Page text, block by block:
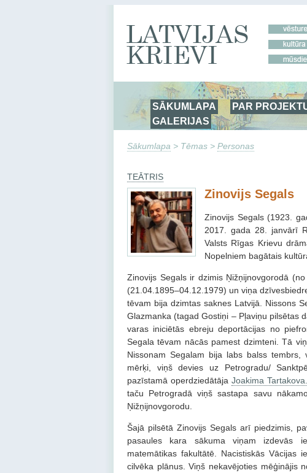
SĀKUMLAPA PAR
GALERIJAS
Sākumlapa > Tēmas > Personas
TEĀTRIS
Zinovijs Segals
Zinovijs Segals (1923.
2017. gada 28. janvārī
Valsts Rīgas Krievu
Nopelniem bagātais
Zinovijs Segals ir dzimis Ņižņijnovgorodā
(21.04.1895–04.12.1979) un viņa
tēvam bija dzimtas saknes Latvijā. Nissons
Glazmanka (tagad Gostiņi – Pļaviņu pilsētas
varas iniciētās ebreju deportācijas no
Segala tēvam nācās pamest dzimteni. Tā
Nissonam Segalam bija labs balss
mērķi, viņš devies uz Petrogradu/
pazīstamā operdziedātājaJoakima Tartakova.
taču Petrogradā viņš sastapa savu
Ņižņijnovgorodu.
Šajā pilsētā Zinovijs Segals arī piedzimis,
pasaules kara sākuma viņam izdevās
matemātikas fakultātē. Nacistiskās Vācijas
cilvēka plānus. Viņš nekavējoties mēģinājis